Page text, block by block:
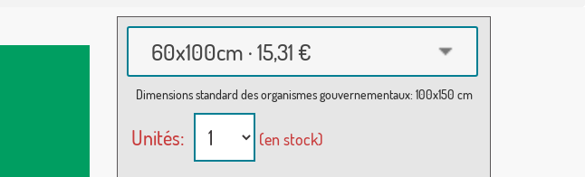
60x100cm · 15,31 €
Dimensions standard des organismes gouvernementaux: 100x150 cm
Unités: (en stock)